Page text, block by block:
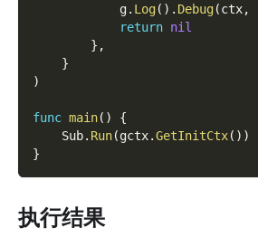
            g
. Log( ) . Debug(ctx,
return nil
} ,
}
)
func main( )
{
    Sub
. Run(gctx.GetInitCtx( ) )
}
执行结果